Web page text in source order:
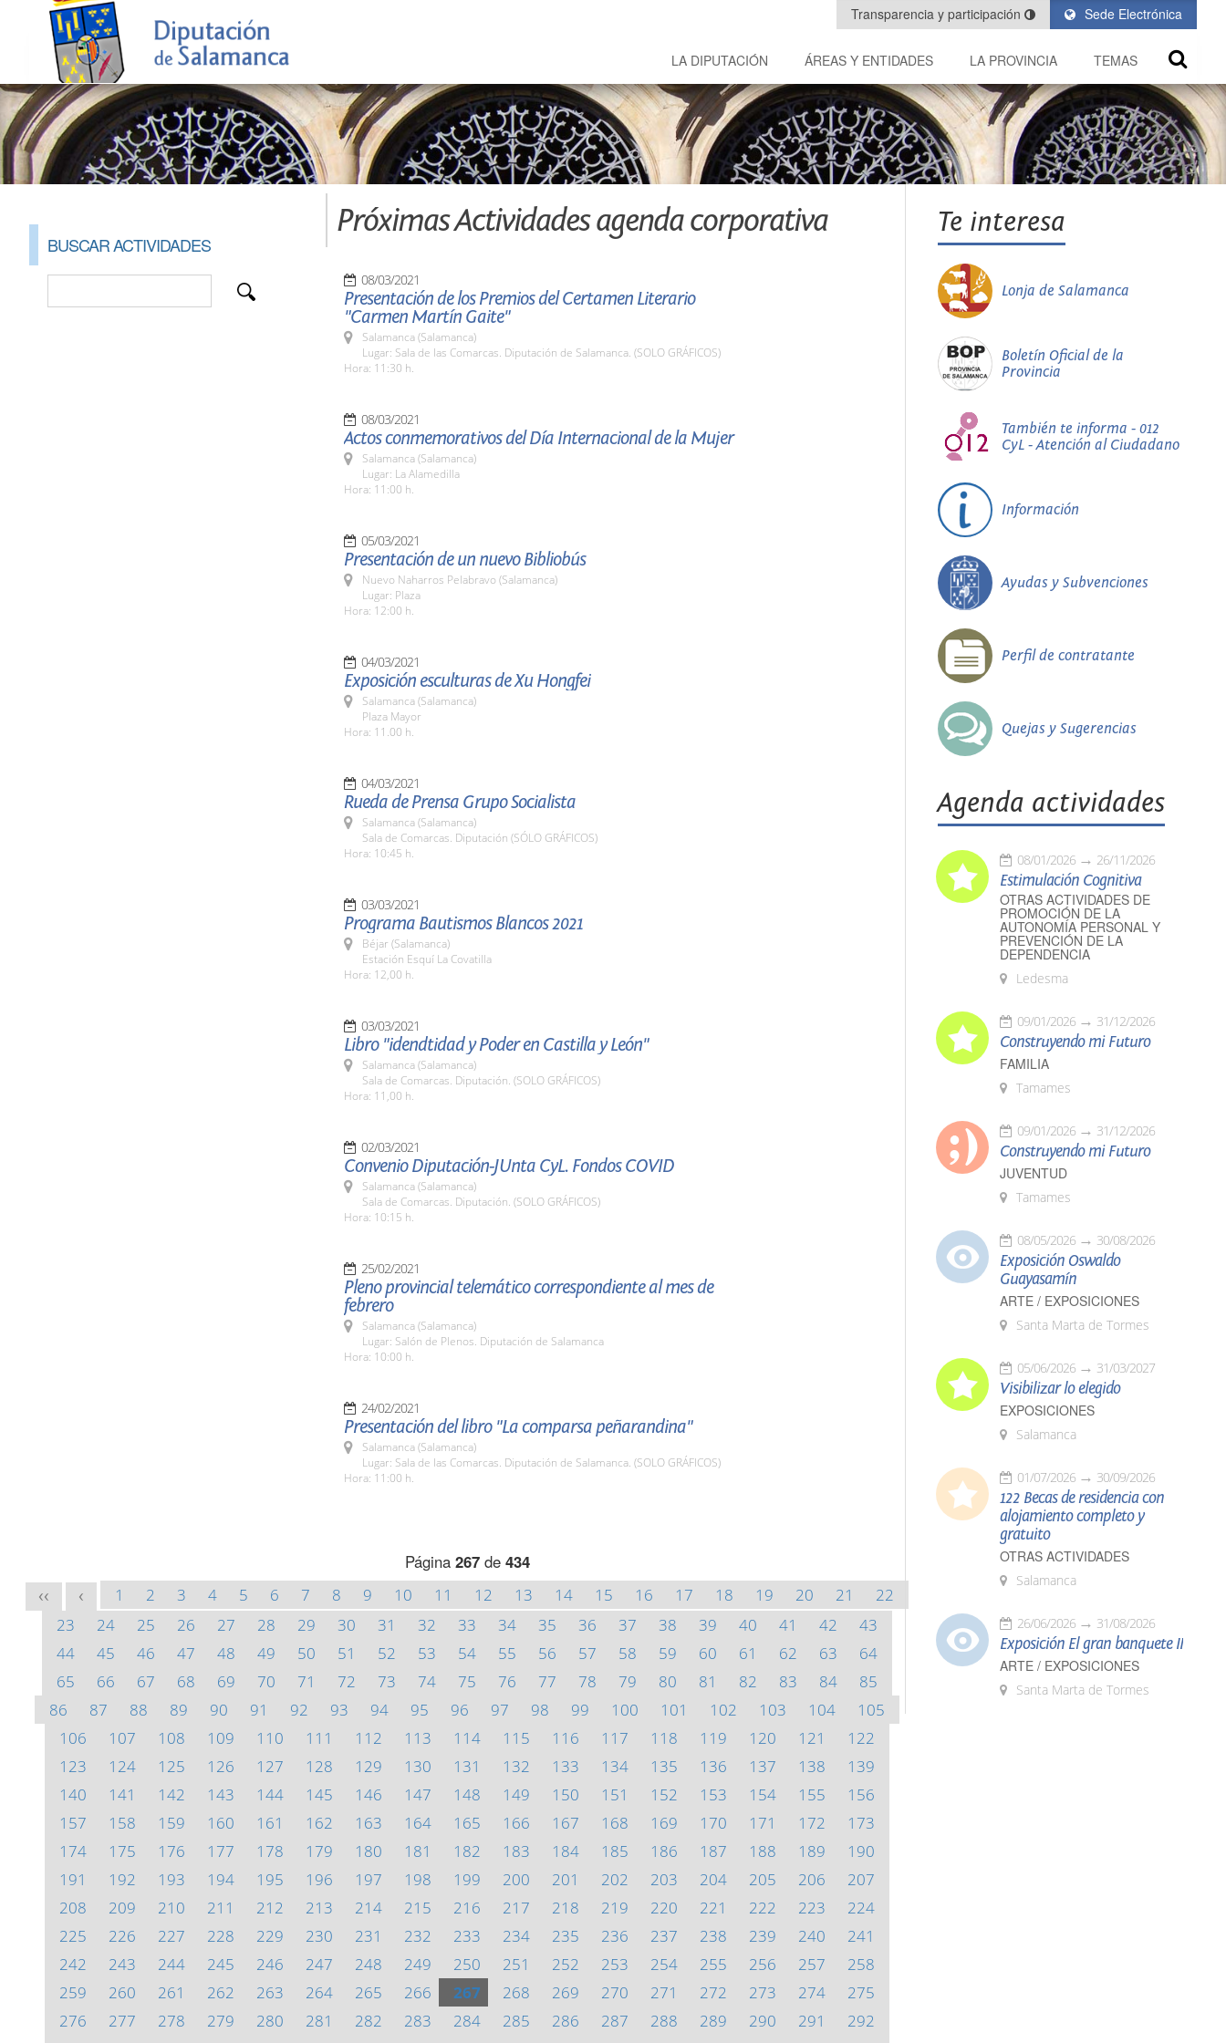
Sede Electrónica
Transparencia y participación
LA DIPUTACIÓN ÁREAS Y ENTIDADES LA PROVINCIA TEMAS
BUSCAR ACTIVIDADES
Próximas Actividades agenda corporativa
08/03/2021
Presentación de los Premios del Certamen Literario
"Carmen Martín Gaite"
Salamanca (Salamanca)
Lugar: Sala de las Comarcas. Diputación de Salamanca. (SOLO GRÁFICOS)
Hora: 11:30 h.
08/03/2021
Actos conmemorativos del Día Internacional de la Mujer
Salamanca (Salamanca)
Lugar: La Alamedilla
Hora: 11:00 h.
05/03/2021
Presentación de un nuevo Bibliobús
Nuevo Naharros Pelabravo (Salamanca)
Lugar: Plaza
Hora: 12:00 h.
04/03/2021
Exposición esculturas de Xu Hongfei
Salamanca (Salamanca)
Plaza Mayor
Hora: 11.00 h.
04/03/2021
Rueda de Prensa Grupo Socialista
Salamanca (Salamanca)
Sala de Comarcas. Diputación (SÓLO GRÁFICOS)
Hora: 10:45 h.
03/03/2021
Programa Bautismos Blancos 2021
Béjar (Salamanca)
Estación Esquí La Covatilla
Hora: 12,00 h.
03/03/2021
Libro "idendtidad y Poder en Castilla y León"
Salamanca (Salamanca)
Sala de Comarcas. Diputación. (SOLO GRÁFICOS)
Hora: 11,00 h.
02/03/2021
Convenio Diputación-JUnta CyL. Fondos COVID
Salamanca (Salamanca)
Sala de Comarcas. Diputación. (SOLO GRÁFICOS)
Hora: 10:15 h.
25/02/2021
Pleno provincial telemático correspondiente al mes de
febrero
Salamanca (Salamanca)
Lugar: Salón de Plenos. Diputación de Salamanca
Hora: 10:00 h.
24/02/2021
Presentación del libro "La comparsa peñarandina"
Salamanca (Salamanca)
Lugar: Sala de las Comarcas. Diputación de Salamanca. (SOLO GRÁFICOS)
Hora: 11:00 h.
Página 267de 434
<< < 1 2 3 4 5 6 7 8 9 10 11 12 13 14 15 16 17 18 19 20 21
22
23
24 25 26 27 28 29 30 31 32 33 34 35 36 37 38 39 40 41 42
43
44
45 46 47 48 49 50 51 52 53 54 55 56 57 58 59 60 61 62 63
64
65
66 67 68 69 70 71 72 73 74 75 76 77 78 79 80 81 82 83 84
85
86
87 88 89 90 91 92 93 94 95 96 97 98 99 100 101 102 103 104
105
106
107 108 109 110 111 112 113 114 115 116 117 118 119 120 121
122
123
124 125 126 127 128 129 130 131 132 133 134 135 136 137 138
139
140
141 142 143 144 145 146 147 148 149 150 151 152 153 154 155
156
157
158 159 160 161 162 163 164 165 166 167 168 169 170 171 172
173
174
175 176 177 178 179 180 181 182 183 184 185 186 187 188 189
190
191
192 193 194 195 196 197 198 199 200 201 202 203 204 205 206
207
208
209 210 211 212 213 214 215 216 217 218 219 220 221 222 223
224
225
226 227 228 229 230 231 232 233 234 235 236 237 238 239 240
241
242
243 244 245 246 247 248 249 250 251 252 253 254 255 256 257
258
259
260 261 262 263 264 265 266 267 268 269 270 271 272 273 274
275
276
277 278 279 280 281 282 283 284 285 286 287 288 289 290 291
292
Te interesa
Lonja de Salamanca
Boletín Oficial de la
Provincia
También te informa - 012
CyL - Atención al Ciudadano
Información
Ayudas y Subvenciones
Perfil de contratante
Quejas y Sugerencias
Agenda actividades
08/01/2026 26/11/2026
Estimulación Cognitiva
OTRAS ACTIVIDADES DE
PROMOCIÓN DE LA
AUTONOMÍA PERSONAL Y
PREVENCIÓN DE LA
DEPENDENCIA
Ledesma
09/01/2026 31/12/2026
Construyendo mi Futuro
FAMILIA
Tamames
09/01/2026 31/12/2026
Construyendo mi Futuro
JUVENTUD
Tamames
08/05/2026 30/08/2026
Exposición Oswaldo
Guayasamín
ARTE / EXPOSICIONES
Santa Marta de Tormes
05/06/2026 31/03/2027
Visibilizar lo elegido
EXPOSICIONES
Salamanca
01/07/2026 30/09/2026
122 Becas de residencia con
alojamiento completo y
gratuito
OTRAS ACTIVIDADES
Salamanca
26/06/2026 31/08/2026
Exposición El gran banquete II
ARTE / EXPOSICIONES
Santa Marta de Tormes